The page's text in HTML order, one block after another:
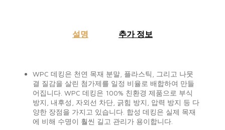
설명 추가 정보
WPC 데킹은 천연 목재 분말, 플라스틱, 그리고 나뭇
결 질감을 살린 첨가제를 일정 비율로 배합하여 만들
어집니다. WPC 데킹은 100% 친환경 제품으로 부식
방지, 내후성, 자외선 차단, 긁힘 방지, 압력 방지 등 다
양한 장점을 가지고 있습니다. 합성 데킹은 실제 목재
에 비해 수명이 훨씬 길고 관리가 용이합니다.